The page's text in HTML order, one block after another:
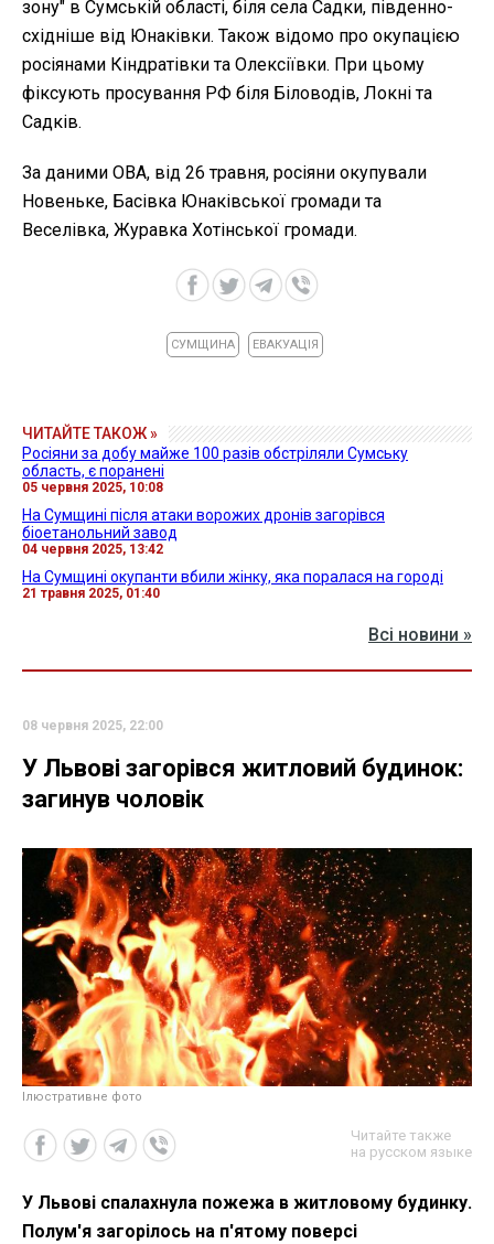
зону" в Сумській області, біля села Садки, південно-
східніше від Юнаківки. Також відомо про окупацією
росіянами Кіндратівки та Олексіївки. При цьому
фіксують просування РФ біля Біловодів, Локні та
Садків.
За даними ОВА, від 26 травня, росіяни окупували
Новеньке, Басівка Юнаківської громади та
Веселівка, Журавка Хотінської громади.
СУМЩИНА ЕВАКУАЦІЯ
ЧИТАЙТЕ ТАКОЖ »
Росіяни за добу майже 100 разів обстріляли Сумську
область, є поранені
05 червня 2025, 10:08
На Сумщині після атаки ворожих дронів загорівся
біоетанольний завод
04 червня 2025, 13:42
На Сумщині окупанти вбили жінку, яка поралася на городі
21 травня 2025, 01:40
Всі новини »
08 червня 2025, 22:00
У Львові загорівся житловий будинок:
загинув чоловік
Ілюстративне фото
Читайте также
на русском языке
У Львові спалахнула пожежа в житловому будинку.
Полум'я загорілось на п'ятому поверсі